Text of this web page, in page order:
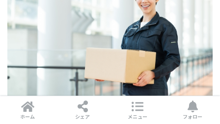
楽天スーパーロジスティクス（RSL）導入は、得られるメ
ホーム シェア メニュー フォロー